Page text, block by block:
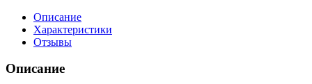
Описание
Характеристики
Отзывы
Описание